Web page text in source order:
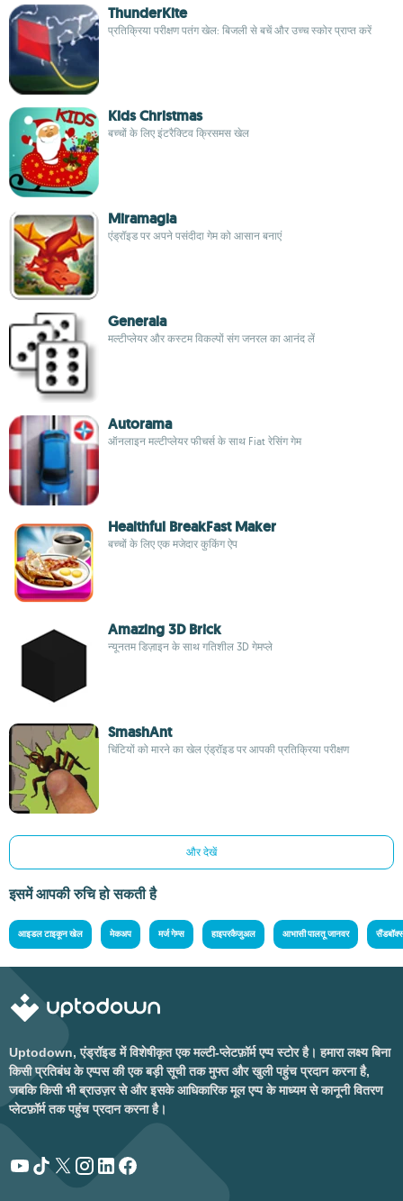
ThunderKite
प्रतिक्रिया परीक्षण पतंग खेल: बिजली से बचें और उच्च स्कोर प्राप्त करें
Kids Christmas
बच्चों के लिए इंटरैक्टिव क्रिसमस खेल
Miramagia
एंड्रॉइड पर अपने पसंदीदा गेम को आसान बनाएं
Generala
मल्टीप्लेयर और कस्टम विकल्पों संग जनरल का आनंद लें
Autorama
ऑनलाइन मल्टीप्लेयर फीचर्स के साथ Fiat रेसिंग गेम
Healthful BreakFast Maker
बच्चों के लिए एक मजेदार कुकिंग ऐप
Amazing 3D Brick
न्यूनतम डिज़ाइन के साथ गतिशील 3D गेमप्ले
SmashAnt
चिंटियों को मारने का खेल एंड्रॉइड पर आपकी प्रतिक्रिया परीक्षण
और देखें
इसमें आपकी रुचि हो सकती है
आइडल टाइकून खेल मेकअप मर्ज गेम्स हाइपरकैजुअल आभासी पालतू जानवर
Uptodown, एंड्रॉइड में विशेषीकृत एक मल्टी-प्लेटफ़ॉर्म एप्प स्टोर है। हमारा लक्ष्य बिना
किसी प्रतिबंध के एप्पस की एक बड़ी सूची तक मुफ्त और खुली पहुंच प्रदान करना है,
जबकि किसी भी ब्राउज़र से और इसके आधिकारिक मूल एप्प के माध्यम से कानूनी वितरण
प्लेटफ़ॉर्म तक पहुंच प्रदान करना है।